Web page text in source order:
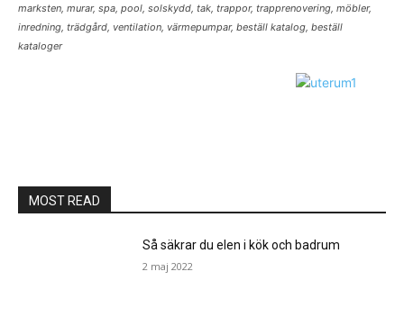
marksten, murar, spa, pool, solskydd, tak, trappor, trapprenovering, möbler,
inredning, trädgård, ventilation, värmepumpar, beställ katalog, beställ
kataloger
MOST READ
Så säkrar du elen i kök och badrum
2 maj 2022